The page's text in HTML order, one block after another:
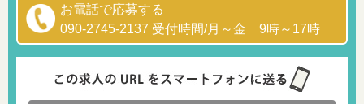
お電話で応募する
090-2745-2137 受付時間/月～金 9時～17時